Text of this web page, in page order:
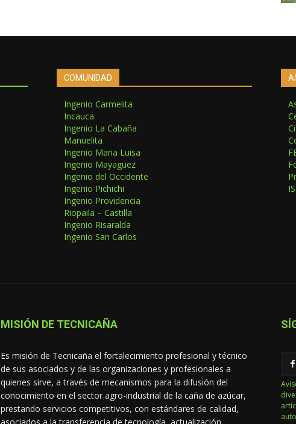
COMUNIDAD
Ingenio Carmelita
Incauca
Ingenio La Cabaña
Manuelita
Ingenio Maria Luisa
Ingenio Mayaguez
Ingenio del Occidente
Ingenio Pichichi
Ingenio Providencia
Riopaila – Castilla
Ingenio Risaralda
Ingenio San Carlos
MISIÓN DE TECNICAÑA
Es misión de Tecnicaña el fortalecimiento profesional y técnico
de sus asociados y de las organizaciones y profesionales a
quienes sirve, a través de mecanismos para la difusión del
conocimiento en el sector agro-industrial de la caña de azúcar,
prestando servicios competitivos, con estándares de calidad,